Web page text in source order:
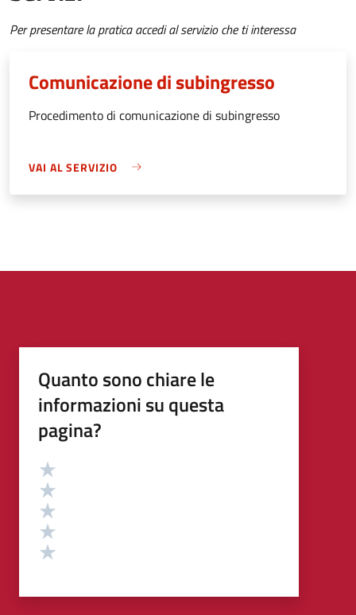
Per presentare la pratica accedi al servizio che ti interessa
Comunicazione di subingresso
Procedimento di comunicazione di subingresso
VAI AL SERVIZIO
Quanto sono chiare le
informazioni su questa
pagina?
Valutazione